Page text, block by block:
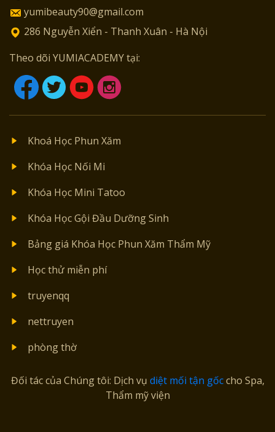
yumibeauty90@gmail.com
286 Nguyễn Xiển - Thanh Xuân - Hà Nội
Theo dõi YUMIACADEMY tại:
Khoá Học Phun Xăm
Khóa Học Nối Mi
Khóa Học Mini Tatoo
Khóa Học Gội Đầu Dưỡng Sinh
Bảng giá Khóa Học Phun Xăm Thẩm Mỹ
Học thử miễn phí
truyenqq
nettruyen
phòng thờ
Đối tác của Chúng tôi: Dịch vụ diệt mối tận gốccho Spa,
Thẩm mỹ viện